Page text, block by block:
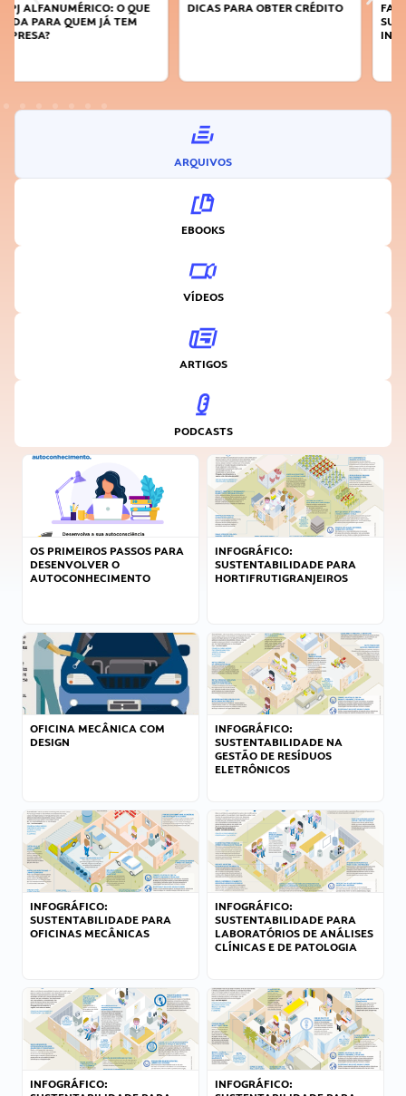
DICAS PARA OBTER CRÉDITO
FAÇA A DIFERENÇA: SEJA
ARQUIVOS
EBOOKS
VÍDEOS
ARTIGOS
PODCASTS
OS PRIMEIROS PASSOS PARA
DESENVOLVER O
AUTOCONHECIMENTO
INFOGRÁFICO:
SUSTENTABILIDADE PARA
HORTIFRUTIGRANJEIROS
OFICINA MECÂNICA COM
DESIGN
INFOGRÁFICO:
SUSTENTABILIDADE NA
GESTÃO DE RESÍDUOS
ELETRÔNICOS
INFOGRÁFICO:
SUSTENTABILIDADE PARA
OFICINAS MECÂNICAS
INFOGRÁFICO:
SUSTENTABILIDADE PARA
LABORATÓRIOS DE ANÁLISES
CLÍNICAS E DE PATOLOGIA
INFOGRÁFICO:
INFOGRÁFICO: